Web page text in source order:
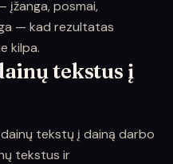
įžanga, posmai,
— kad rezultatas
kilpa.
tekstus į
tekstų į dainą darbo
tekstus ir